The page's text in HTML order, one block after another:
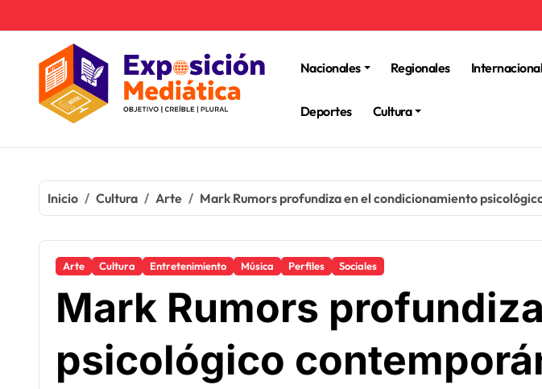
Nacionales
Regionales
Deportes Cultura
Inicio Cultura Arte Mark Rumors profundiza en el condicionamiento
Arte Cultura Entretenimiento Música Perfiles Sociales
Mark Rumors
psicológico